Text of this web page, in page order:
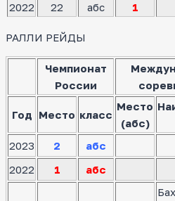
2022
22 абс 1
РАЛЛИ РЕЙДЫ
Чемпионат
России
Год Место класс
Место
(абс)
2023
2
абс
2022
1 абс